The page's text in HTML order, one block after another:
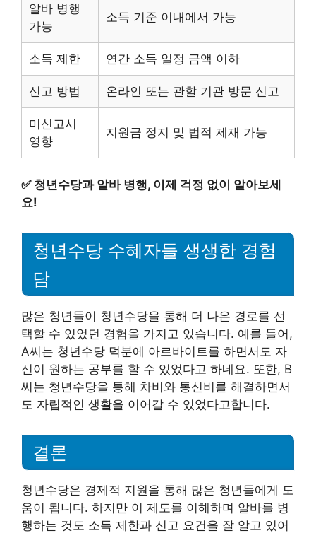
알바 병행
가능
소득 기준 이내에서 가능
소득 제한 연간 소득 일정 금액 이하
신고 방법 온라인 또는 관할 기관 방문 신고
미신고시
영향
지원금 정지 및 법적 제재 가능
✅ 청년수당과 알바 병행, 이제 걱정 없이 알아보세
요!
청년수당 수혜자들 생생한 경험
담
많은 청년들이 청년수당을 통해 더 나은 경로를 선
택할 수 있었던 경험을 가지고 있습니다. 예를 들어,
A씨는 청년수당 덕분에 아르바이트를 하면서도 자
신이 원하는 공부를 할 수 있었다고 하네요. 또한, B
씨는 청년수당을 통해 차비와 통신비를 해결하면서
도 자립적인 생활을 이어갈 수 있었다고합니다.
결론
청년수당은 경제적 지원을 통해 많은 청년들에게 도
움이 됩니다. 하지만 이 제도를 이해하며 알바를 병
행하는 것도 소득 제한과 신고 요건을 잘 알고 있어